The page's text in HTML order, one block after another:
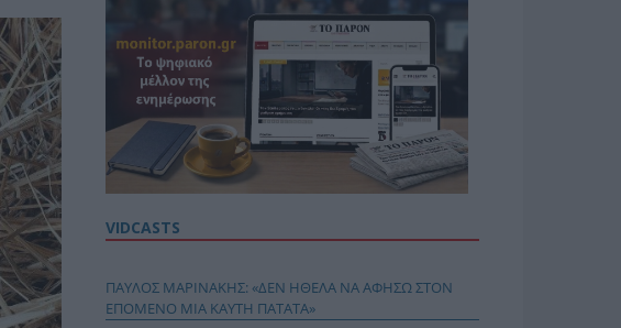
VIDCASTS
ΠΑΥΛΟΣ ΜΑΡΙΝΑΚΗΣ: «ΔΕΝ ΗΘΕΛΑ ΝΑ ΑΦΗΣΩ ΣΤΟΝ
ΕΠΟΜΕΝΟ ΜΙΑ ΚΑΥΤΗ ΠΑΤΑΤΑ»